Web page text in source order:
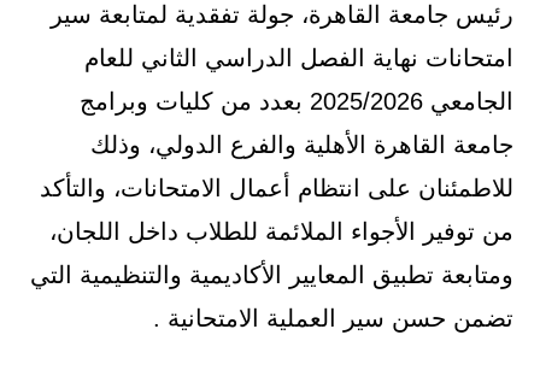
رئيس جامعة القاهرة، جولة تفقدية لمتابعة سير
امتحانات نهاية الفصل الدراسي الثاني للعام
الجامعي 2025/2026 بعدد من كليات وبرامج
جامعة القاهرة الأهلية والفرع الدولي، وذلك
للاطمئنان على انتظام أعمال الامتحانات، والتأكد
من توفير الأجواء الملائمة للطلاب داخل اللجان،
ومتابعة تطبيق المعايير الأكاديمية والتنظيمية التي
تضمن حسن سير العملية الامتحانية .